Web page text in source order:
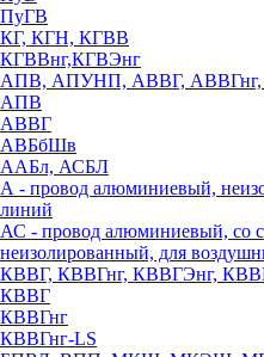
ПуГВ
КГ, КГН, КГВВ
КГВВнг,КГВЭнг
АПВ, АПУНП, АВВГ,
АПВ
АВВГ
АВБбШв
ААБл, АСБЛ
А - провод алюминиевый,
линий
АС - провод алюминиевый, со
неизолированный, для
КВВГ, КВВГнг, КВВГЭнг,
КВВГ
КВВГнг
КВВГнг-LS